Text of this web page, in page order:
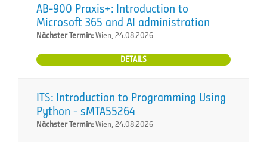
AB-900 Praxis+: Introduction to
Microsoft 365 and AI administration
Nächster Termin:Wien, 24.08.2026
DETAILS
ITS: Introduction to Programming Using
Python - sMTA55264
Nächster Termin:Wien, 24.08.2026